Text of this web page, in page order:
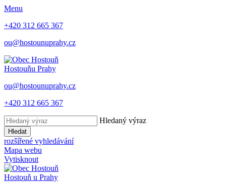
Menu
+420 312 665 367
ou@hostounuprahy.cz
Hostouňu Prahy
ou@hostounuprahy.cz
+420 312 665 367
Hledaný výraz
Hledat
rozšířené vyhledávání
Mapa webu
Vytisknout
Hostouň u Prahy